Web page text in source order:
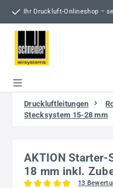
Zum Hauptinhalt springen
Ihr Druckluft-Onlineshop –
Druckluftleitungen
Stecksystem 15-28 mm
AKTION
18 mm inkl.
13